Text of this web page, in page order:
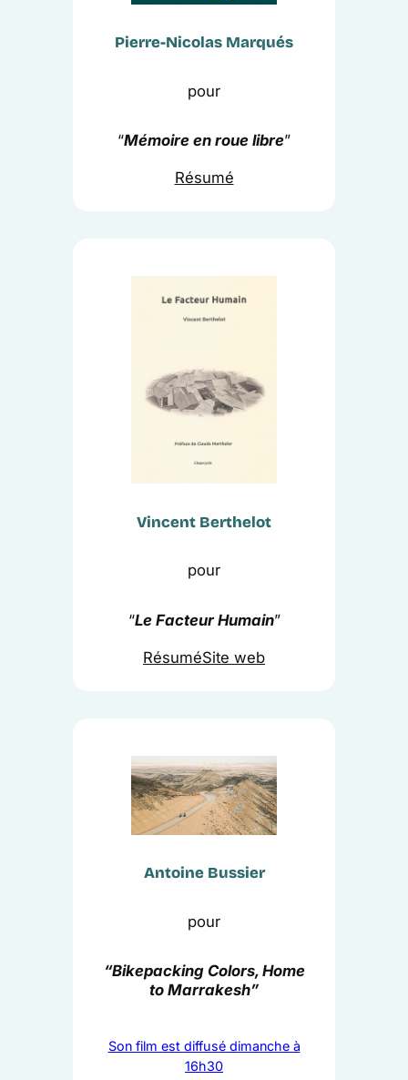
Pierre-Nicolas Marqués
pour
“Mémoire en roue libre”
Résumé
Vincent Berthelot
pour
“Le Facteur Humain”
RésuméSite web
Antoine Bussier
pour
“Bikepacking Colors, Home
to Marrakesh”
Son film est diffusé dimanche à
16h30